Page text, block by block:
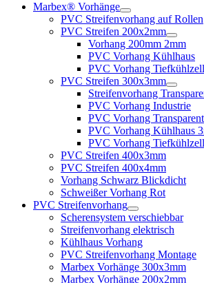
Marbex® Vorhänge
PVC Streifenvorhang auf Rollen
PVC Streifen 200x2mm
Vorhang 200mm 2mm
PVC Vorhang Kühlhaus
PVC Vorhang
PVC Streifen 300x3mm
Streifenvorhang
PVC Vorhang Industrie
PVC Vorhang Transparent
PVC Vorhang Kühlhaus
PVC Vorhang
PVC Streifen 400x3mm
PVC Streifen 400x4mm
Vorhang Schwarz Blickdicht
Schweißer Vorhang Rot
PVC Streifenvorhang
Scherensystem verschiebbar
Streifenvorhang elektrisch
Kühlhaus Vorhang
PVC Streifenvorhang Montage
Marbex Vorhänge 300x3mm
Marbex Vorhänge 200x2mm